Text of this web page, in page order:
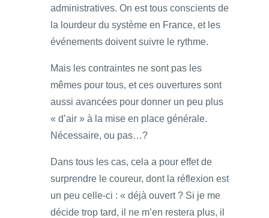
administratives. On est tous conscients de
la lourdeur du système en France, et les
événements doivent suivre le rythme.
Mais les contraintes ne sont pas les
mêmes pour tous, et ces ouvertures sont
aussi avancées pour donner un peu plus
« d’air » à la mise en place générale.
Nécessaire, ou pas…?
Dans tous les cas, cela a pour effet de
surprendre le coureur, dont la réflexion est
un peu celle-ci : « déjà ouvert ? Si je me
décide trop tard, il ne m’en restera plus, il